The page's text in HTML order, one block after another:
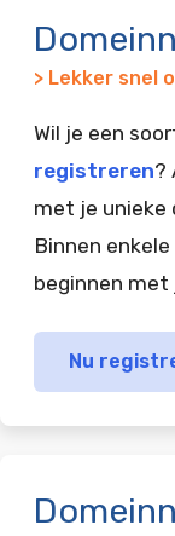
> Lekker snel
Wil je een
registreren?
met je unieke
Binnen
beginnen
Nu